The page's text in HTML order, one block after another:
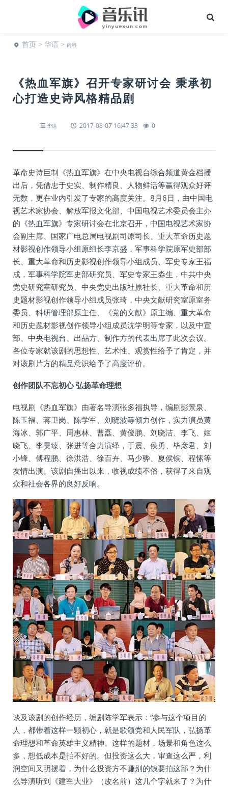
首页 > 华语 > 内容
《热血军旗》召开专家研讨会 秉承初
心打造史诗风格精品剧
华语 2017-08-07 16:47:33 0
革命史诗巨制《热血军旗》在中央电视台综合频道黄金档播
出后，凭借忠于史实、制作精良、人物鲜活等赢得观众好评
无数，更在业内引发了专家的高度关注。8月6日，由中国电
视艺术家协会、解放军报文化部、中国电视艺术委员会主办
的《热血军旗》专家研讨会在北京召开，中国电视艺术家协
会副主席、国家广电总局电视剧司原司长、重大革命历史题
材影视创作领导小组原组长李京盛，军事科学院原军史部部
长、重大革命和历史影视创作领导小组成员、军史专家王福
成，军事科学院军史部研究员、军史专家王淼生，中共中央
党史研究室研究员、中央党史出版社原社长、重大革命和历
史题材影视创作领导小组成员张琦，中央文献研究室原室务
委员、科研管理部原主任、《党的文献》原主编、重大革命
和历史题材影视创作领导小组成员沈学明等专家，以及中宣
部、中央电视台、出品方、制作方的代表出席了此次会议。
各位专家就该剧的思想性、艺术性、观赏性给予了肯定，并
对该剧片方的精品意识给予了高度评价。
创作团队不忘初心 弘扬革命理想
电视剧《热血军旗》由著名导演张多福执导，编剧彭景泉、
陈玉福、蒋卫岗、陈学军、刘晓波等倾力创作，实力演员黄
海冰、郭广平、周惠林、曹磊、黄俊鹏、刘晓洁、李飞、姬
晓飞、李昊臻、张进等合力演绎，于震、侯勇、毕彦君、刘
小锋、傅程鹏、徐洪浩、徐百卉、马少骅、夏侯镔、程愫等
友情出演。该剧自播出以来，收视成绩不俗，获得了来自观
众和社会各界的良好反响。
谈及该剧的创作经历，编剧陈学军表示：“参与这个项目的
人，都带着这样一颗初心，就是歌颂党和人民军队，弘扬革
命理想和革命英雄主义精神。这样的题材，场景和角色这么
多，想低成本是拍不好的。但投资这么大，审查这么严，利
润空间又明摆着，为什么投资方不赚别的钱要拍这部？为什
么导演听到《建军大业》（改名前）这几个字就来了？为什